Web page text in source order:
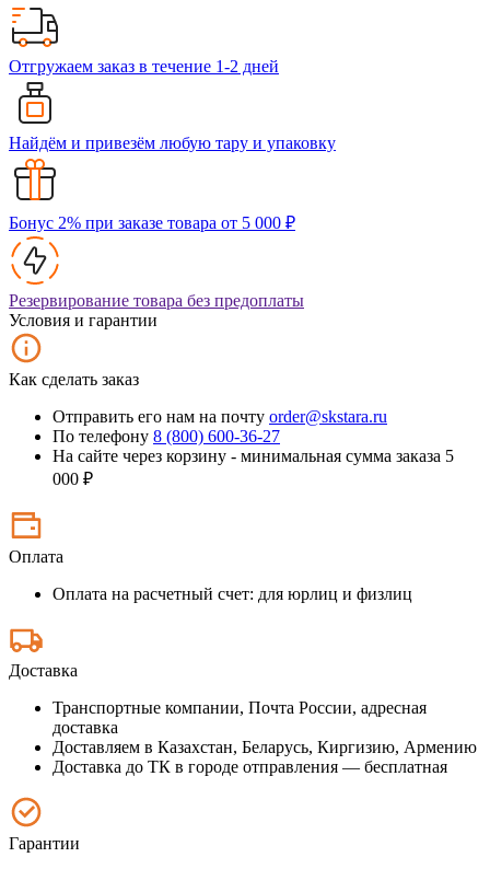
Отгружаем заказ в течение 1-2 дней
Найдём и привезём любую тару и упаковку
Бонус 2% при заказе товара от 5 000 ₽
Резервирование товара без предоплаты
Условия и гарантии
Как сделать заказ
Отправить его нам на почту order@skstara.ru
По телефону 8 (800) 600-36-27
На сайте через корзину - минимальная сумма заказа 5
000 ₽
Оплата
Оплата на расчетный счет: для юрлиц и физлиц
Доставка
Транспортные компании, Почта России, адресная
доставка
Доставляем в Казахстан, Беларусь, Киргизию, Армению
Доставка до ТК в городе отправления — бесплатная
Гарантии